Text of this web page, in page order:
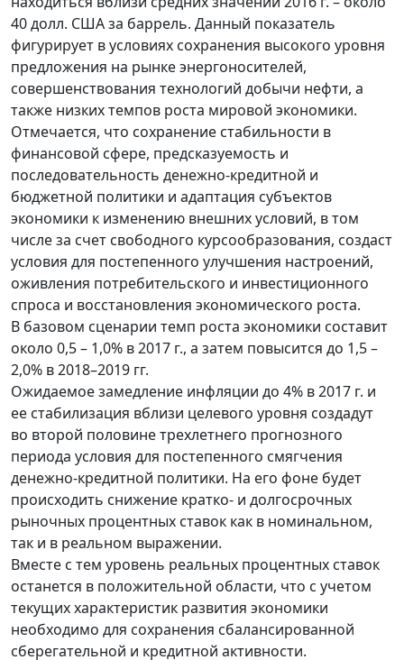
40 долл. США за баррель. Данный показатель
фигурирует в условиях сохранения высокого уровня
предложения на рынке энергоносителей,
совершенствования технологий добычи нефти, а
также низких темпов роста мировой экономики.
Отмечается, что сохранение стабильности в
финансовой сфере, предсказуемость и
последовательность денежно-кредитной и
бюджетной политики и адаптация субъектов
экономики к изменению внешних условий, в том
числе за счет свободного курсообразования, создаст
условия для постепенного улучшения настроений,
оживления потребительского и инвестиционного
спроса и восстановления экономического роста.
В базовом сценарии темп роста экономики составит
около 0,5 – 1,0% в 2017 г., а затем повысится до 1,5 –
2,0% в 2018–2019 гг.
Ожидаемое замедление инфляции до 4% в 2017 г. и
ее стабилизация вблизи целевого уровня создадут
во второй половине трехлетнего прогнозного
периода условия для постепенного смягчения
денежно-кредитной политики. На его фоне будет
происходить снижение кратко- и долгосрочных
рыночных процентных ставок как в номинальном,
так и в реальном выражении.
Вместе с тем уровень реальных процентных ставок
останется в положительной области, что с учетом
текущих характеристик развития экономики
необходимо для сохранения сбалансированной
сберегательной и кредитной активности.